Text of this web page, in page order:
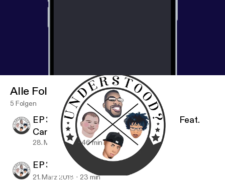
EP 36: Have You Ever Had Crack?
Alle Folgen
5 Folgen
EP 36: I guess you did see this…LOL Feat.
Canaan
28. März 2018 46 min
EP 36: Have You Ever Had Crack?
21. März 2018 23 min